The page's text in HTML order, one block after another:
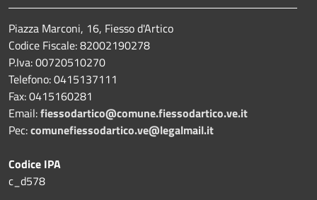
Piazza Marconi, 16, Fiesso d'Artico
Codice Fiscale: 82002190278
P.Iva: 00720510270
Telefono:0415137111
Fax:0415160281
Email:fiessodartico@comune.fiessodartico.ve.it
Pec:comunefiessodartico.ve@legalmail.it
Codice IPA
c_d578